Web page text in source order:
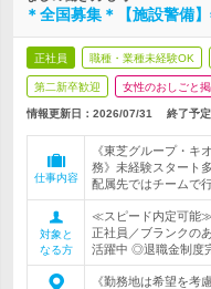
＊全国募集＊【施設警備
正社員 職種・業種未経験OK
第二新卒歓迎 女性のおしごと
情報更新日：2026/07/31 終了予定
仕事内容
《東芝グループ・キ
務》未経験スタート
配属先ではチームで
対象と
なる方
≪スピード内定可能
正社員／ブランクの
活躍中 ◎退職金制度
《勤務地は希望を考